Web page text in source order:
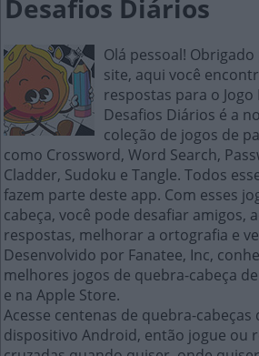
Desafios Diários
Olá pessoal!
site, aqui você
respostas para o
Desafios Diários é a
coleção de jogos de
como Crossword, Word Search,
Cladder, Sudoku e Tangle. Todos
fazem parte deste app. Com esses
cabeça, você pode desafiar amigos,
respostas, melhorar a ortografia e
Desenvolvido por Fanatee, Inc,
melhores jogos de quebra-cabeça
e na Apple Store.
Acesse centenas de quebra-
dispositivo Android, então jogue ou